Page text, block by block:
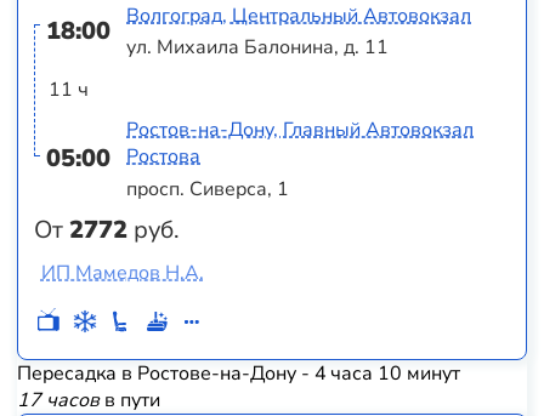
18:00
11 ч
05:00
От2772 руб.
Волгоград, Центральный Автовокзал
ул. Михаила Балонина, д. 11
Ростов-на-Дону, Главный Автовокзал
Ростова
просп. Сиверса, 1
ИП Мамедов Н.А.
Пересадка в Ростове-на-Дону - 4 часа 10 минут
17 часовв пути